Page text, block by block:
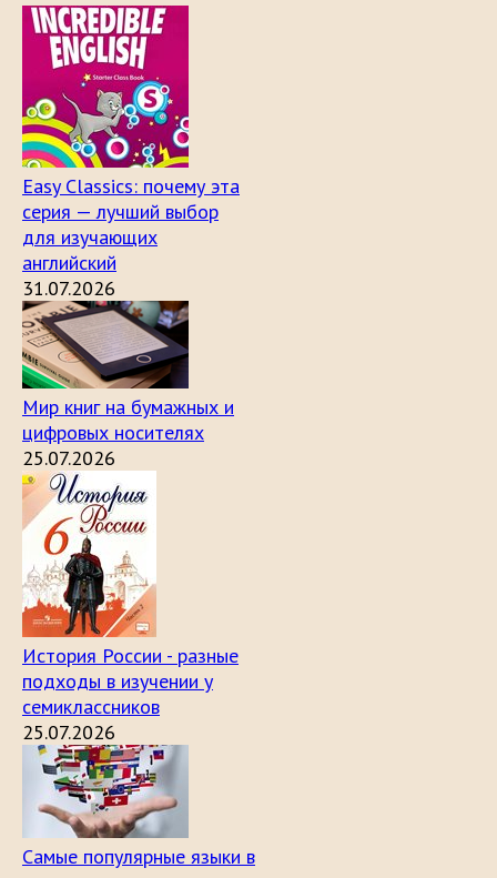
Easy Classics: почему эта
серия — лучший выбор
для изучающих
английский
31.07.2026
Мир книг на бумажных и
цифровых носителях
25.07.2026
История России - разные
подходы в изучении у
семиклассников
25.07.2026
Самые популярные языки в